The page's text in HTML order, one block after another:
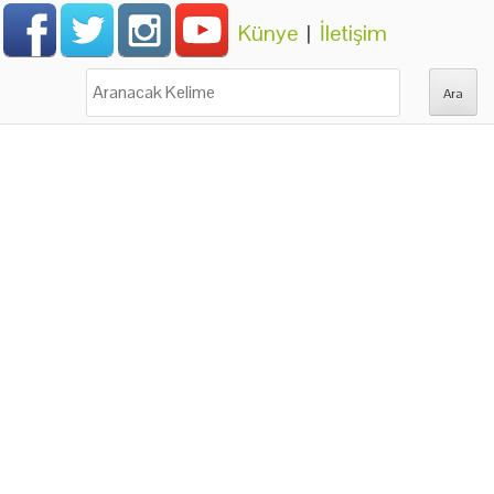
Künye | İletişim